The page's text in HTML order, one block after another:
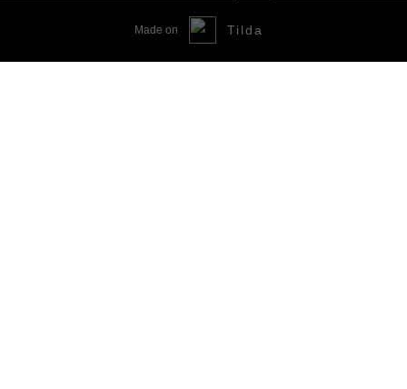
Made on Tilda